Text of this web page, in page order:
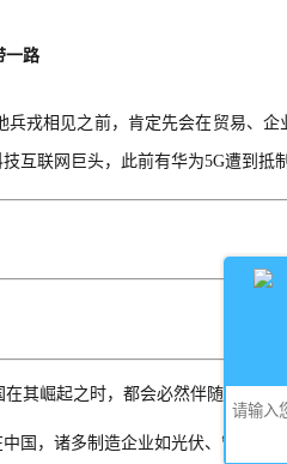
一路
戎相见之前，肯定先会在贸易、
互联网巨头，此前有华为5G遭到抵
其崛起之时，都会必然伴随着一个
国，诸多制造企业如光伏、管道行